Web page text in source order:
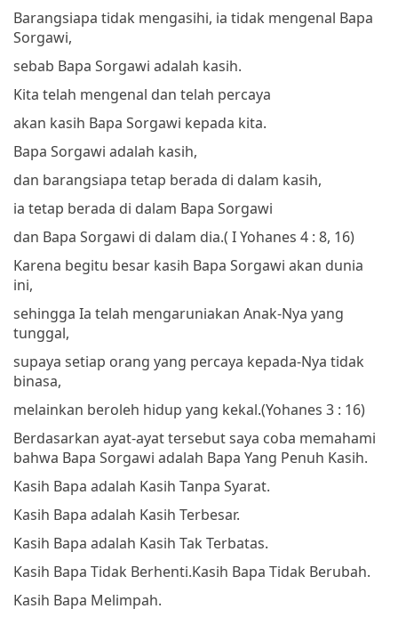
Barangsiapa tidak mengasihi, ia tidak mengenal Bapa
Sorgawi,
sebab Bapa Sorgawi adalah kasih.
Kita telah mengenal dan telah percaya
akan kasih Bapa Sorgawi kepada kita.
Bapa Sorgawi adalah kasih,
dan barangsiapa tetap berada di dalam kasih,
ia tetap berada di dalam Bapa Sorgawi
dan Bapa Sorgawi di dalam dia.( I Yohanes 4 : 8, 16)
Karena begitu besar kasih Bapa Sorgawi akan dunia
ini,
sehingga Ia telah mengaruniakan Anak-Nya yang
tunggal,
supaya setiap orang yang percaya kepada-Nya tidak
binasa,
melainkan beroleh hidup yang kekal.(Yohanes 3 : 16)
Berdasarkan ayat-ayat tersebut saya coba memahami
bahwa Bapa Sorgawi adalah Bapa Yang Penuh Kasih.
Kasih Bapa adalah Kasih Tanpa Syarat.
Kasih Bapa adalah Kasih Terbesar.
Kasih Bapa adalah Kasih Tak Terbatas.
Kasih Bapa Tidak Berhenti.Kasih Bapa Tidak Berubah.
Kasih Bapa Melimpah.